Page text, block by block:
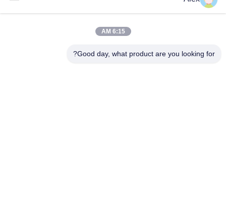
چسب PSA مقاوم در برابر حرارت و استحکام برشی بالا، چسب ذوب
6:15 AM
Good day, what product are you looking for?